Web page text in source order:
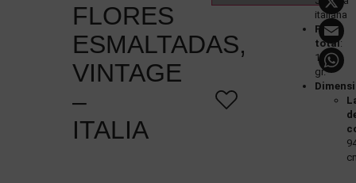
FLORES
ESMALTADAS,
VINTAGE
–
ITALIA
italiana
Peso
total:
123
gr.